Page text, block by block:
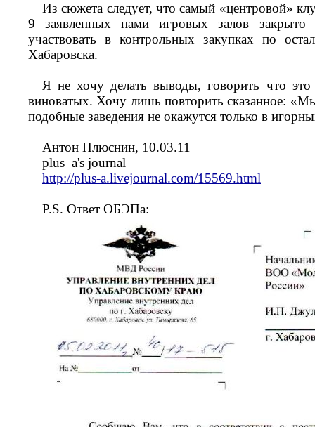
Из сюжета следует, что самый «центровой»
9 заявленных нами игровых залов
участвовать в контрольных закупках по
Хабаровска.
Я не хочу делать выводы, говорить что
виноватых. Хочу лишь повторить сказанное:
подобные заведения не окажутся только в
Антон Плюснин, 10.03.11
plus_a's journal
http://plus-a.livejournal.com/15569.html
P.S. Ответ ОБЭПа: